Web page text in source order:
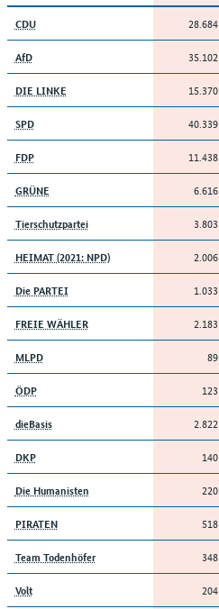
CDU 28.684
AfD 35.102
DIE LINKE 15.370
SPD 40.339
FDP 11.438
GRÜNE 6.616
Tierschutzpartei 3.803
HEIMAT (2021: NPD) 2.006
Die PARTEI 1.033
FREIE WÄHLER 2.183
MLPD 89
ÖDP 123
dieBasis 2.822
DKP 140
Die Humanisten 220
PIRATEN 518
Team Todenhöfer 348
Volt 204